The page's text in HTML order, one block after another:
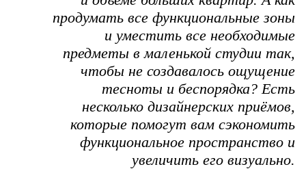
продумать все функциональные зоны
и уместить все необходимые
предметы в маленькой студии так,
чтобы не создавалось ощущение
тесноты и беспорядка? Есть
несколько дизайнерских приёмов,
которые помогут вам сэкономить
функциональное пространство и
увеличить его визуально.